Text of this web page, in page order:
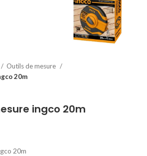
Outils de mesure
20m
ingco 20m
20m